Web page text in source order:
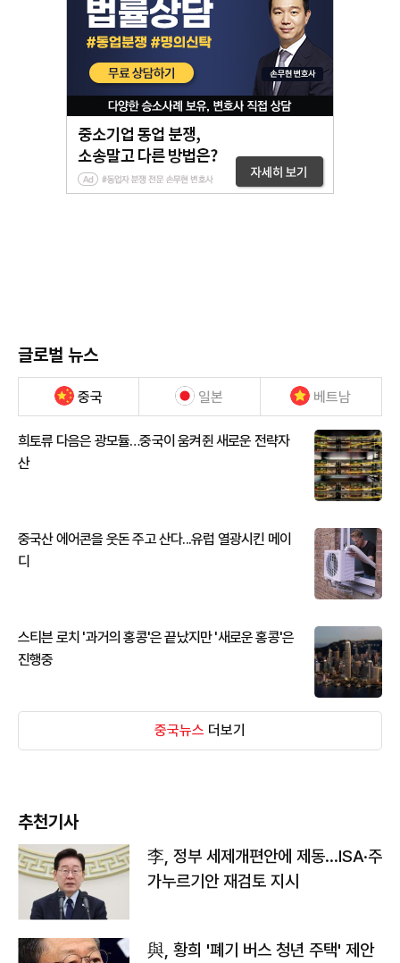
글로벌 뉴스
중국 일본 베트남
희토류 다음은 광모듈…중국이 움켜쥔 새로운 전략자
산
중국산 에어콘을 웃돈 주고 산다...유럽 열광시킨 메이
디
스티븐 로치 '과거의 홍콩'은 끝났지만 '새로운 홍콩'은
진행중
중국뉴스 더보기
추천기사
李, 정부 세제개편안에 제동…ISA·주
가누르기안 재검토 지시
與, 황희 '폐기 버스 청년 주택' 제안